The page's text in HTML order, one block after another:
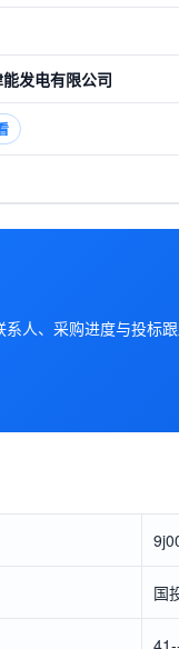
发电有限公司
人、采购进度与投标跟
国